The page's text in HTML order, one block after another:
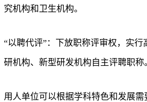
究机构和卫生机构。
“以聘代评”：下放职称评审权，实行
研机构、新型研发机构自主评聘职称
用人单位可以根据学科特色和发展